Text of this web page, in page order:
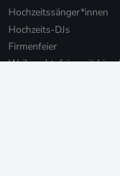
Hochzeitssänger*innen
Hochzeits-DJs
Firmenfeier
Weihnachtsfeier mit